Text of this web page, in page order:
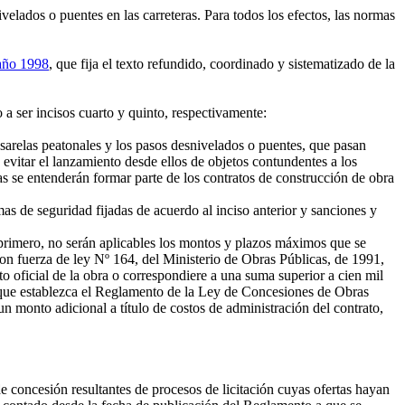
o puentes en las carreteras. Para todos los efectos, las normas
1998, que fija el texto refundido, coordinado y sistematizado de la
ser incisos cuarto y quinto, respectivamente:
peatonales y los pasos desnivelados o puentes, que pasan
el lanzamiento desde ellos de objetos contundentes a los
entenderán formar parte de los contratos de construcción de obra
de seguridad fijadas de acuerdo al inciso anterior y sanciones y
no serán aplicables los montos y plazos máximos que se
fuerza de ley Nº 164, del Ministerio de Obras Públicas, de 1991,
oficial de la obra o correspondiere a una suma superior a cien mil
establezca el Reglamento de la Ley de Concesiones de Obras
monto adicional a título de costos de administración del contrato,
resultantes de procesos de licitación cuyas ofertas hayan